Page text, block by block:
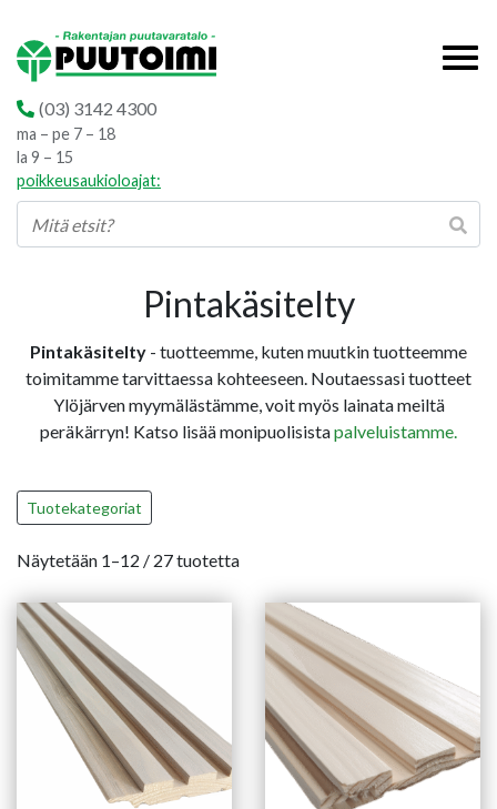
(03) 3142 4300
ma – pe 7 – 18
la 9 – 15
poikkeusaukioloajat:
Pintakäsitelty
Pintakäsitelty - tuotteemme, kuten muutkin tuotteemme
toimitamme tarvittaessa kohteeseen. Noutaessasi tuotteet
Ylöjärven myymälästämme, voit myös lainata meiltä
peräkärryn! Katso lisää monipuolisistapalveluistamme.
Tuotekategoriat
Näytetään 1–12 / 27 tuotetta